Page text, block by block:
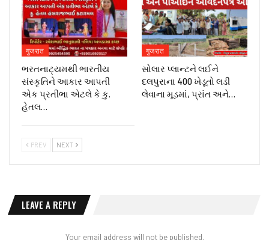
गुजरात
ભરતનાટ્યમથી ભારતીય
સંસ્કૃતિને આકાર આપતી
એક પ્રતીભા એટલે કે‌ કુ.
હેતલ…
गुजरात
સોલાર પ્લાન્ટને લઈને
દલપુરાના 400 ખેડૂતો લડી
લેવાના મૂડમાં, પ્રાંત અને…
PREV NEXT
LEAVE A REPLY
Your email address will not be published.